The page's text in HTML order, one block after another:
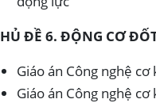
ĐỀ 6. ĐỘNG CƠ
Giáo án Công nghệ
Giáo án Công nghệ